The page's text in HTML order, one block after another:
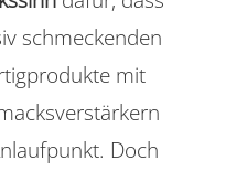
schmeckenden
mit
Doch